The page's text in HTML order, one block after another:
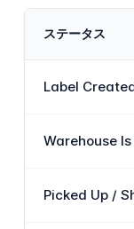
ステータス
Label
Warehouse
Picked Up /